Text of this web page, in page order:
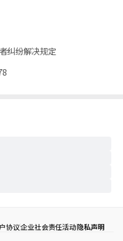
纠纷解决规定
协议企业社会责任活动隐私声明